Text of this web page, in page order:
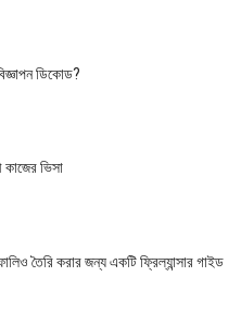
ডিকোড?
কাজের ভিসা
তৈরি করার জন্য একটি ফ্রিল্যান্সার গাইড